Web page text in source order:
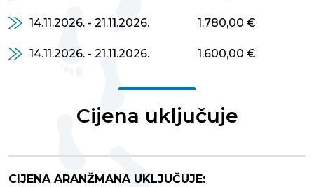
14.11.2026. - 21.11.2026. 1.780,00 €
14.11.2026. - 21.11.2026. 1.600,00 €
Cijena uključuje
CIJENA ARANŽMANA UKLJUČUJE: